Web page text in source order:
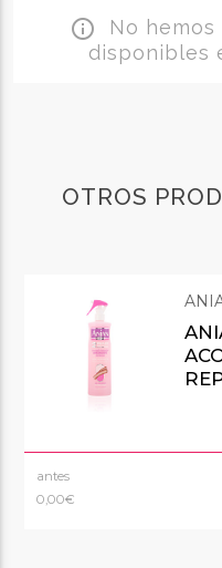
info_outline No
disponibles
OTROS
antes
0,00€